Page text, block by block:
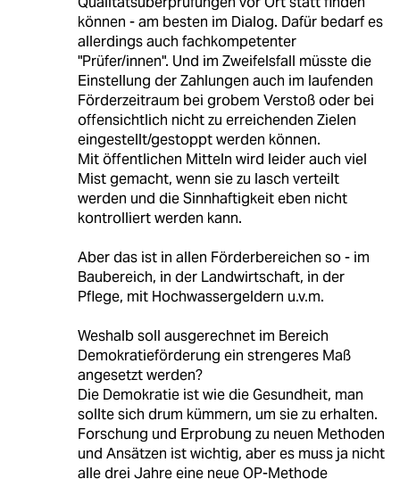
können - am besten im Dialog. Dafür bedarf es
allerdings auch fachkompetenter
"Prüfer/innen". Und im Zweifelsfall müsste die
Einstellung der Zahlungen auch im laufenden
Förderzeitraum bei grobem Verstoß oder bei
offensichtlich nicht zu erreichenden Zielen
eingestellt/gestoppt werden können.
Mit öffentlichen Mitteln wird leider auch viel
Mist gemacht, wenn sie zu lasch verteilt
werden und die Sinnhaftigkeit eben nicht
kontrolliert werden kann.
Aber das ist in allen Förderbereichen so - im
Baubereich, in der Landwirtschaft, in der
Pflege, mit Hochwassergeldern u.v.m.
Weshalb soll ausgerechnet im Bereich
Demokratieförderung ein strengeres Maß
angesetzt werden?
Die Demokratie ist wie die Gesundheit, man
sollte sich drum kümmern, um sie zu erhalten.
Forschung und Erprobung zu neuen Methoden
und Ansätzen ist wichtig, aber es muss ja nicht
alle drei Jahre eine neue OP-Methode